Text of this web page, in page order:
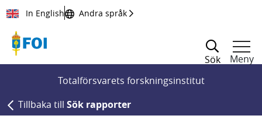
Till innehållet
In English Andra språk
Sök
Meny
Totalförsvarets forskningsinstitut
Tillbaka till Sök rapporter